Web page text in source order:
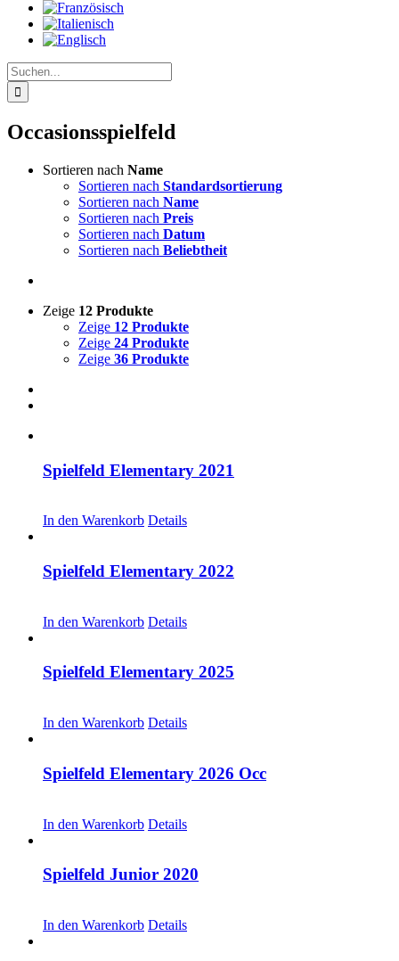
Suche
nach:
Occasionsspielfeld
Sortieren nach Name
Sortieren nach Standardsortierung
Sortieren nach Name
Sortieren nach Preis
Sortieren nach Datum
Sortieren nach Beliebtheit
Zeige 12 Produkte
Zeige 12 Produkte
Zeige 24 Produkte
Zeige 36 Produkte
Spielfeld Elementary 2021
In den Warenkorb Details
Spielfeld Elementary 2022
In den Warenkorb Details
Spielfeld Elementary 2025
In den Warenkorb Details
Spielfeld Elementary 2026 Occ
In den Warenkorb Details
Spielfeld Junior 2020
In den Warenkorb Details